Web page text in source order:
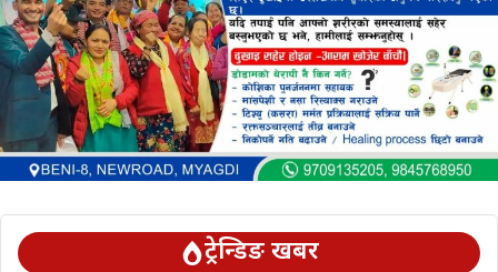
ट्रेन्डिङ खबर